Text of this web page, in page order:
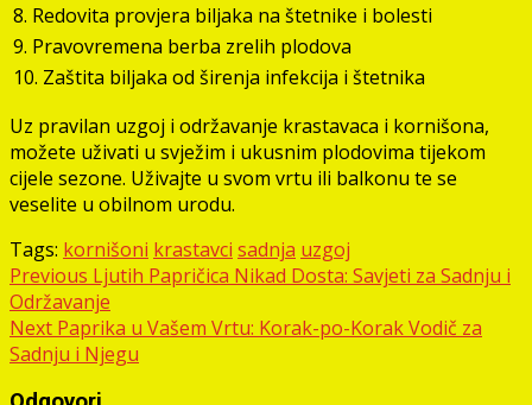
8. Redovita provjera biljaka na štetnike i bolesti
9. Pravovremena berba zrelih plodova
10. Zaštita biljaka od širenja infekcija i štetnika
Uz pravilan uzgoj i održavanje krastavaca i kornišona,
možete uživati u svježim i ukusnim plodovima tijekom
cijele sezone. Uživajte u svom vrtu ili balkonu te se
veselite u obilnom urodu.
Tags: kornišoni krastavci sadnja uzgoj
Post
navigation
Previous Ljutih Papričica Nikad Dosta: Savjeti za Sadnju i
Održavanje
Next Paprika u Vašem Vrtu: Korak-po-Korak Vodič za
Sadnju i Njegu